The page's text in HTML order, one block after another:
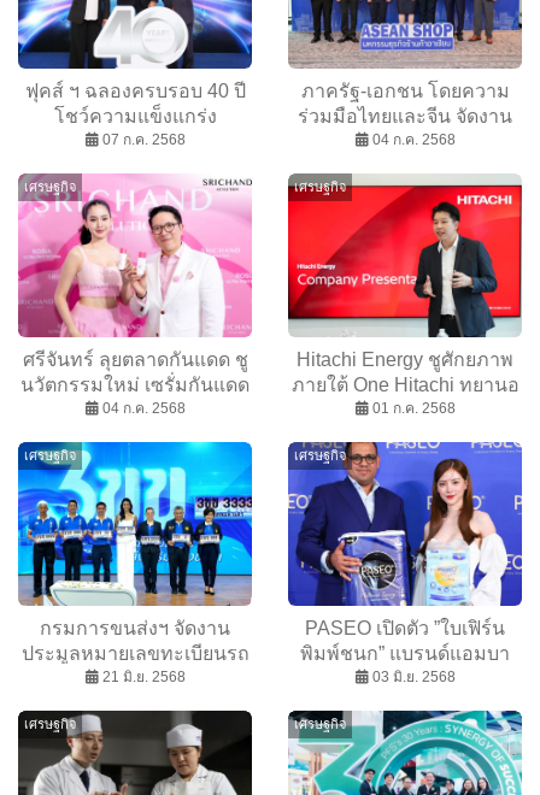
ฟุคส์ ฯ ฉลองครบรอบ 40 ปี
โชว์ความแข็งแกร่ง
เทคโนโลยี มั่นใจตลาดไทย
07 ก.ค. 2568
ภาครัฐ-เอกชน โดยความ
ร่วมมือไทยและจีน จัดงาน
ASEAN SHOP 2025
04 ก.ค. 2568
เศรษฐกิจ
ศรีจันทร์ ลุยตลาดกันแดด ชู
นวัตกรรมใหม่ เซรั่มกันแดด
กุหลาบ ยกระดับปกป้องผิว
04 ก.ค. 2568
เศรษฐกิจ
Hitachi Energy ชูศักยภาพ
ภายใต้ One Hitachi ทยานอ
นาคตประเทศไทย สู่พลังงาน
01 ก.ค. 2568
เศรษฐกิจ
กรมการขนส่งฯ จัดงาน
ประมูลหมายเลขทะเบียนรถ
สวยที่สุด หมวดอักษรพิเศษ
21 มิ.ย. 2568
เศรษฐกิจ
PASEO เปิดตัว ”ใบเฟิร์น
พิมพ์ชนก” แบรนด์แอมบา
สเดอร์คนแรก ยกระดับทิชชู่
Luxury”
03 มิ.ย. 2568
เศรษฐกิจ เศรษฐกิจ